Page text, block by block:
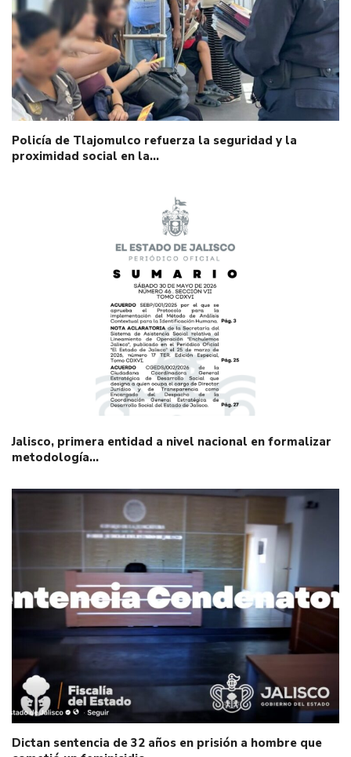
Policía de Tlajomulco refuerza la seguridad y la
proximidad social en la…
Jalisco, primera entidad a nivel nacional en formalizar
metodología…
Dictan sentencia de 32 años en prisión a hombre que